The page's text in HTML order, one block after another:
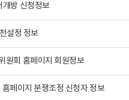
개방 신청정보
설정 정보
원회 홈페이지 회원정보
페이지 분쟁조정 신청자 정보